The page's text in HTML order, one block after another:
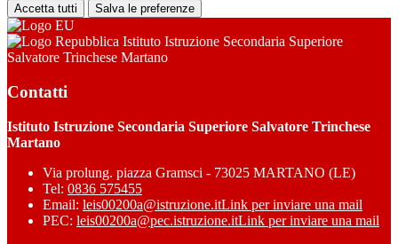
Accetta tutti Salva le preferenze
Istituto Istruzione Secondaria Superiore
Salvatore Trinchese Martano
Contatti
Istituto Istruzione Secondaria Superiore Salvatore Trinchese
Martano
Via prolung. piazza Gramsci - 73025 MARTANO (LE)
Tel: 0836 575455
Email: leis00200a@istruzione.itLink per inviare una mail
PEC: leis00200a@pec.istruzione.itLink per inviare una mail